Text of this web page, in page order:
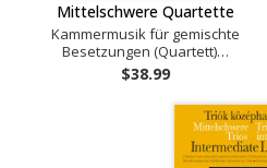
Mittelschwere Quartette
Kammermusik für gemischte
Besetzungen (Quartett)…
$38.99